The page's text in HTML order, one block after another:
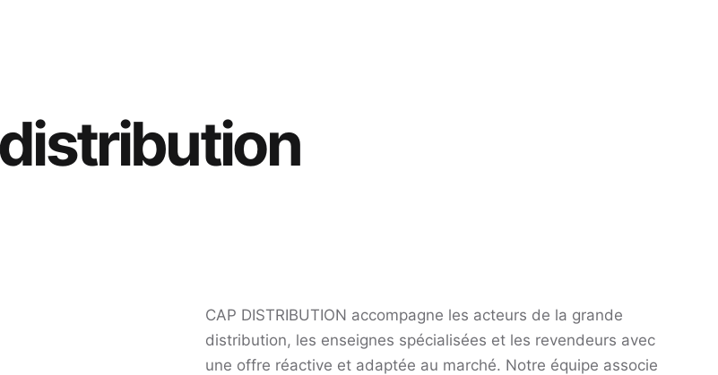
CAP DISTRIBUTION accompagne les acteurs de la grande
distribution, les enseignes spécialisées et les revendeurs avec
une offre réactive et adaptée au marché. Notre équipe associe